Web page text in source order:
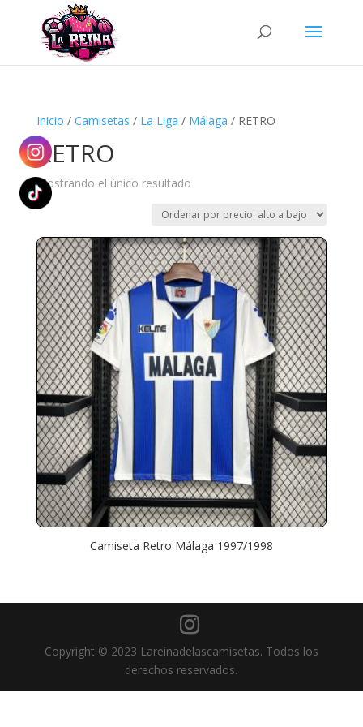
Búsqueda
productos
Inicio / Camisetas / La Liga / Málaga / RETRO
RETRO
Mostrando el único resultado
Camiseta Retro Málaga 1997/1998
Copyright © 2023 Lareinadelascamisetas. Todos los
derechos reservados.